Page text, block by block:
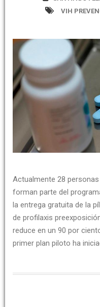
VIH
Actualmente 28
forman parte del
la entrega gratuita de la
de profilaxis
reduce en un 90 por
primer plan piloto ha